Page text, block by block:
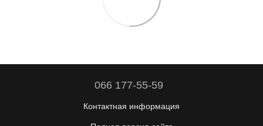
066 177-55-59
Контактная информация